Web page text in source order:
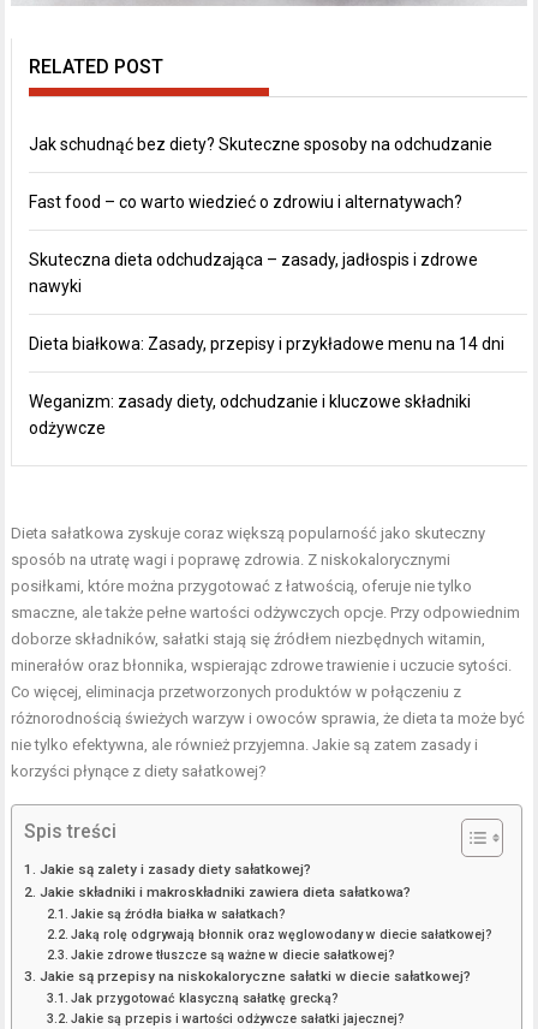
RELATED POST
Jak schudnąć bez diety? Skuteczne sposoby na odchudzanie
Fast food – co warto wiedzieć o zdrowiu i alternatywach?
Skuteczna dieta odchudzająca – zasady, jadłospis i zdrowe
nawyki
Dieta białkowa: Zasady, przepisy i przykładowe menu na 14 dni
Weganizm: zasady diety, odchudzanie i kluczowe składniki
odżywcze
Dieta sałatkowa zyskuje coraz większą popularność jako skuteczny
sposób na utratę wagi i poprawę zdrowia. Z niskokalorycznymi
posiłkami, które można przygotować z łatwością, oferuje nie tylko
smaczne, ale także pełne wartości odżywczych opcje. Przy odpowiednim
doborze składników, sałatki stają się źródłem niezbędnych witamin,
minerałów oraz błonnika, wspierając zdrowe trawienie i uczucie sytości.
Co więcej, eliminacja przetworzonych produktów w połączeniu z
różnorodnością świeżych warzyw i owoców sprawia, że dieta ta może być
nie tylko efektywna, ale również przyjemna. Jakie są zatem zasady i
korzyści płynące z diety sałatkowej?
Spis treści
Jakie są zalety i zasady diety sałatkowej?
Jakie składniki i makroskładniki zawiera dieta sałatkowa?
Jakie są źródła białka w sałatkach?
Jaką rolę odgrywają błonnik oraz węglowodany w diecie sałatkowej?
Jakie zdrowe tłuszcze są ważne w diecie sałatkowej?
Jakie są przepisy na niskokaloryczne sałatki w diecie sałatkowej?
Jak przygotować klasyczną sałatkę grecką?
Jakie są przepis i wartości odżywcze sałatki jajecznej?